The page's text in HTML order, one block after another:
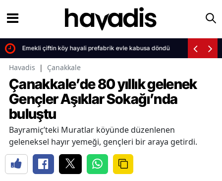
Emekli çiftin köy hayali prefabrik evle kabusa döndü
Havadis | Çanakkale
Çanakkale’de 80 yıllık gelenek
Gençler Aşıklar Sokağı’nda
buluştu
Bayramiç’teki Muratlar köyünde düzenlenen
geleneksel hayır yemeği, gençleri bir araya getirdi.